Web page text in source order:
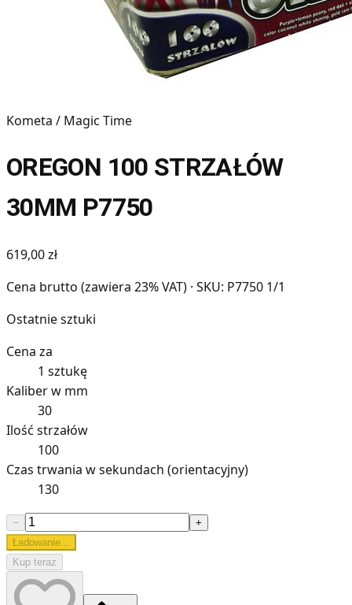
Kometa / Magic Time
OREGON 100 STRZAŁÓW
30MM P7750
619,00 zł
Cena brutto (zawiera 23% VAT) · SKU: P7750 1/1
Ostatnie sztuki
Cena za
1 sztukę
Kaliber w mm
30
Ilość strzałów
100
Czas trwania w sekundach (orientacyjny)
130
−
+
Ładowanie...
Kup teraz